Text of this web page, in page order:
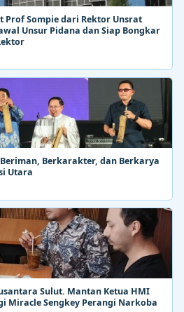
Prof Sompie dari Rektor Unsrat
Unsur Pidana dan Siap Bongkar
Berkarakter, dan Berkarya
Utara
Sulut. Mantan Ketua HMI
Miracle Sengkey Perangi Narkoba